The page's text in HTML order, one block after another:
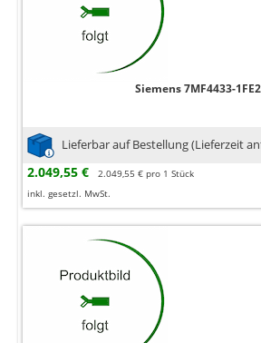
Siemens 7MF4433-
Lieferbar auf Bestellung (Lieferzeit
2.049,55 €
2.049,55 € pro 1 Stück
inkl. gesetzl. MwSt.